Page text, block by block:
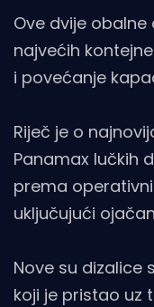
Ove dvije
najvećih
i povećanje
Riječ je o
Panamax lučkih
prema
uključujući
Nove su dizalice
koji je pristao uz